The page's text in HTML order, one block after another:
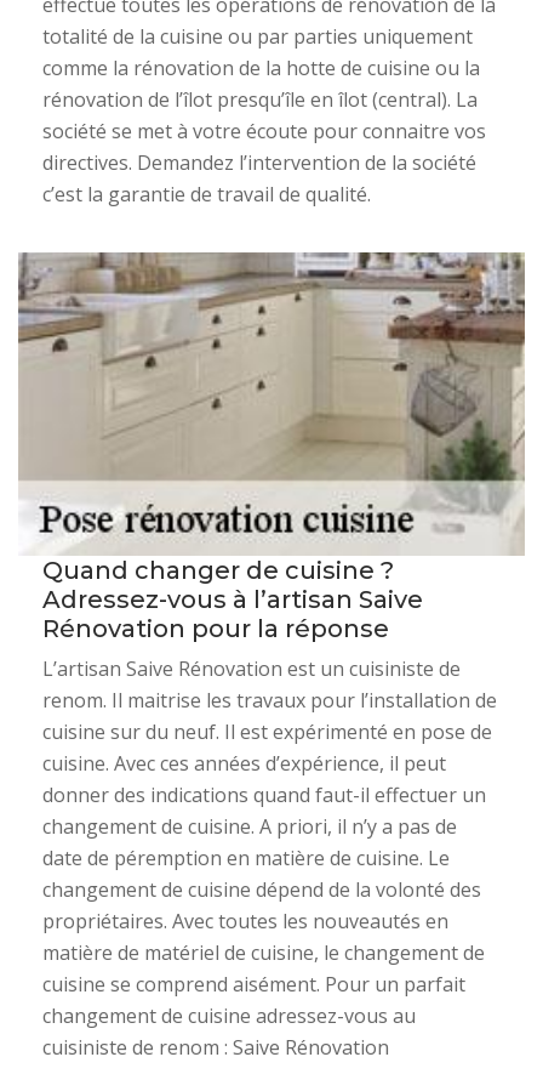
totalité de la cuisine ou par parties uniquement
comme la rénovation de la hotte de cuisine ou la
rénovation de l’îlot presqu’île en îlot (central). La
société se met à votre écoute pour connaitre vos
directives. Demandez l’intervention de la société
c’est la garantie de travail de qualité.
Quand changer de cuisine ?
Adressez-vous à l’artisan Saive
Rénovation pour la réponse
L’artisan Saive Rénovation est un cuisiniste de
renom. Il maitrise les travaux pour l’installation de
cuisine sur du neuf. Il est expérimenté en pose de
cuisine. Avec ces années d’expérience, il peut
donner des indications quand faut-il effectuer un
changement de cuisine. A priori, il n’y a pas de
date de péremption en matière de cuisine. Le
changement de cuisine dépend de la volonté des
propriétaires. Avec toutes les nouveautés en
matière de matériel de cuisine, le changement de
cuisine se comprend aisément. Pour un parfait
changement de cuisine adressez-vous au
cuisiniste de renom : Saive Rénovation